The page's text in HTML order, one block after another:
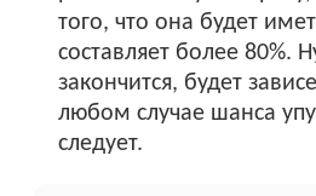
того, что она будет
составляет более 80%.
закончится, будет
любом случае шанса
следует.